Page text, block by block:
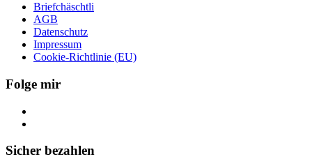
Briefchäschtli
AGB
Datenschutz
Impressum
Cookie-Richtlinie (EU)
Folge mir
Sicher bezahlen